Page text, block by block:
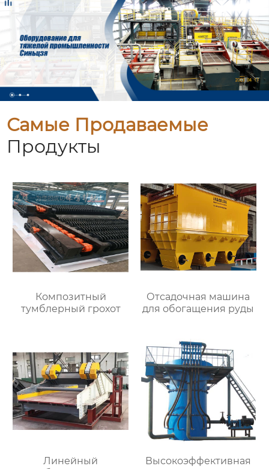
Самые Продаваемые
Продукты
Композитный
тумблерный грохот
Отсадочная машина
для обогащения руды
Линейный
Высокоэффективная